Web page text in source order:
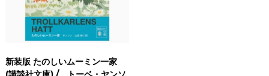
新装版 たのしいムーミン一家